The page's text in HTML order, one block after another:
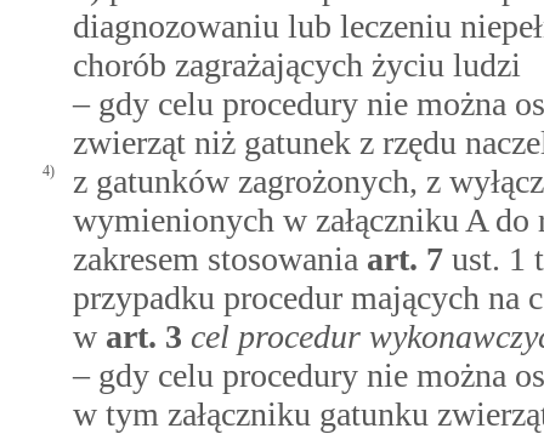
diagnozowaniu lub leczeniu
chorób zagrażających życiu ludzi
– gdy celu procedury nie można
zwierząt niż gatunek z rzędu
4)
z gatunków zagrożonych, z
wymienionych w załączniku A do
zakresem stosowania art. 7 ust. 1
przypadku procedur mających na
w art. 3 cel procedur
– gdy celu procedury nie można
w tym załączniku gatunku